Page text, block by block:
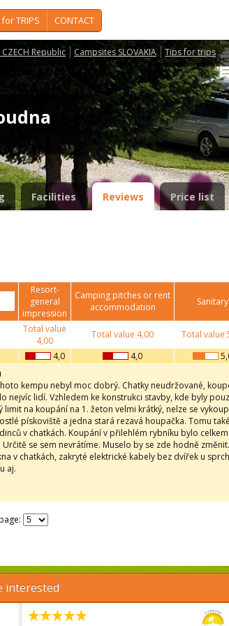
TRIPS CONTACT
Republic Campsites SLOVAKIA Tips for trips
Facilities Reviews Price list
Resort-
general
impression
Camping pitches or rent
accommodation
Sanitary
Total value
4,00
Total value 4,00 Total value
4,0 4,0
kempu nebyl moc dobrý. Chatky neudržované,
nejvíc lidí. Vzhledem ke konstrukci stavby, kde byly
limit na koupání na 1. žeton velmi krátký, nelze se
pískoviště a jedna stará rezavá houpačka. Tomu
v chatkách. Koupání v přilehlém rybníku bylo
se sem nevrátíme. Muselo by se zde hodně
v chatkách, zakryté elektrické kabely bez dvířek u
aj.
interested